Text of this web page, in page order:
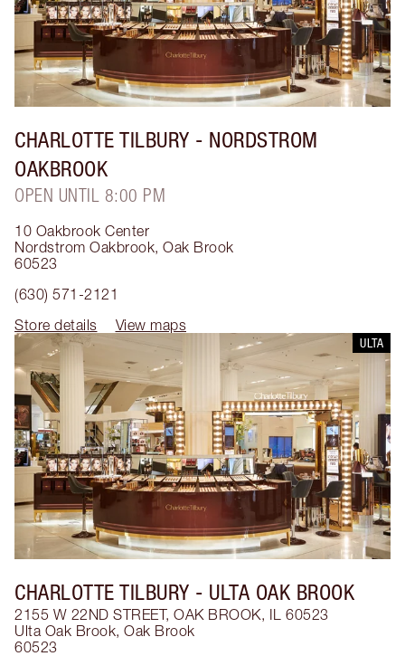
CHARLOTTE TILBURY - NORDSTROM
OAKBROOK
OPEN UNTIL 8:00 PM
10 Oakbrook Center
Nordstrom Oakbrook, Oak Brook
60523
(630) 571-2121
Store details
View maps
ULTA
CHARLOTTE TILBURY - ULTA OAK BROOK
2155 W 22ND STREET, OAK BROOK, IL 60523
Ulta Oak Brook, Oak Brook
60523